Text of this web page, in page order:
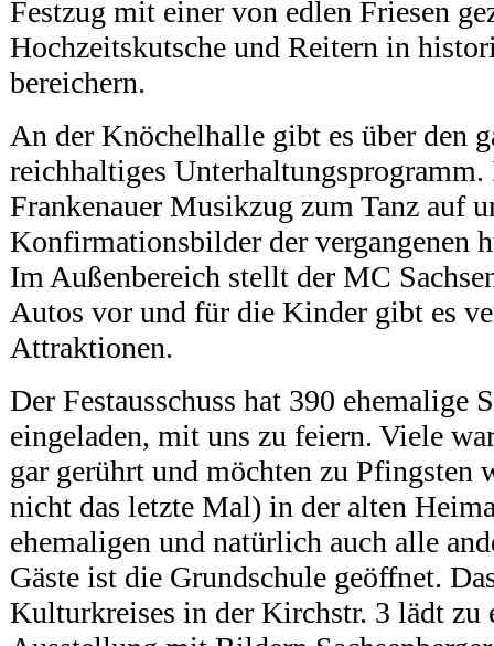
Festzug mit einer von edlen Friesen
Hochzeitskutsche und Reitern in
bereichern.
An der Knöchelhalle gibt es über den
reichhaltiges
Frankenauer Musikzug zum Tanz auf
Konfirmationsbilder der vergangenen
Im Außenbereich stellt der MC
Autos vor und für die Kinder gibt es
Attraktionen.
Der Festausschuss hat 390 ehemalige
eingeladen, mit uns zu feiern. Viele
gar gerührt und möchten zu Pfingsten
nicht das letzte Mal) in der alten
ehemaligen und natürlich auch alle
Gäste ist die Grundschule geöffnet.
Kulturkreises in der Kirchstr. 3 lädt zu